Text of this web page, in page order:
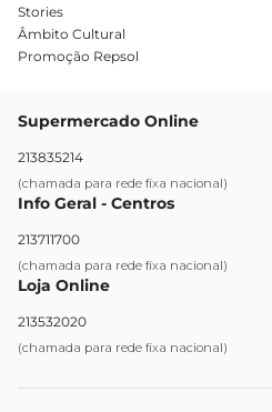
Stories
Âmbito Cultural
Promoção Repsol
Supermercado Online
213835214
(chamada para rede fixa nacional)
Info Geral - Centros
213711700
(chamada para rede fixa nacional)
Loja Online
213532020
(chamada para rede fixa nacional)